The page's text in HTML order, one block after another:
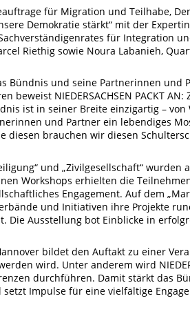
für Migration und Teilhabe,
Demokratie stärkt“ mit der
für Integration
Riethig sowie Noura Labanieh,
Bündnis und seine Partnerinnen und
beweist NIEDERSACHSEN PACKT
ist in seiner Breite einzigartig –
und Partner ein lebendiges
diesen brauchen wir diesen
und „Zivilgesellschaft“ wurden
Workshops erhielten die
Engagement. Auf dem
und Initiativen ihre Projekte
Die Ausstellung bot Einblicke in
bildet den Auftakt zu einer
wird. Unter anderem wird
durchführen. Damit stärkt das
Impulse für eine vielfältige